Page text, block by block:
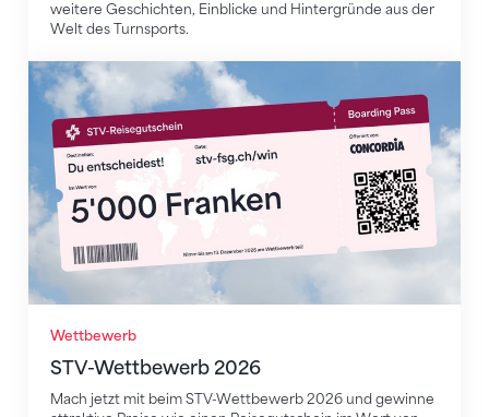
weitere Geschichten, Einblicke und Hintergründe aus der
Welt des Turnsports.
Wettbewerb
STV-Wettbewerb 2026
Mach jetzt mit beim STV-Wettbewerb 2026 und gewinne
STV-Wettbewerb 2026